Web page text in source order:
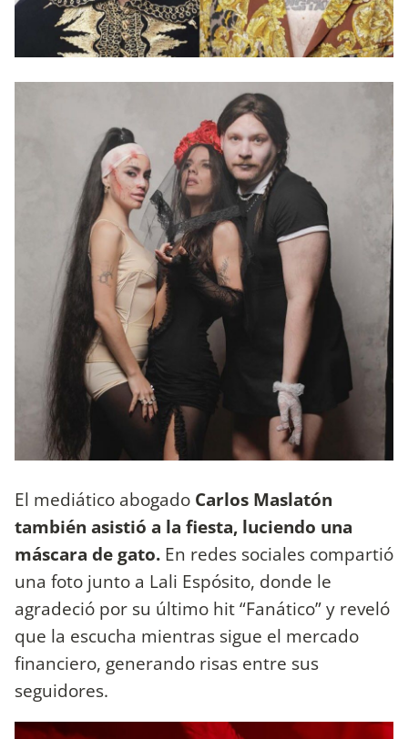
El mediático abogado Carlos Maslatón
también asistió a la fiesta, luciendo una
máscara de gato. En redes sociales compartió
una foto junto a Lali Espósito, donde le
agradeció por su último hit “Fanático” y reveló
que la escucha mientras sigue el mercado
financiero, generando risas entre sus
seguidores.